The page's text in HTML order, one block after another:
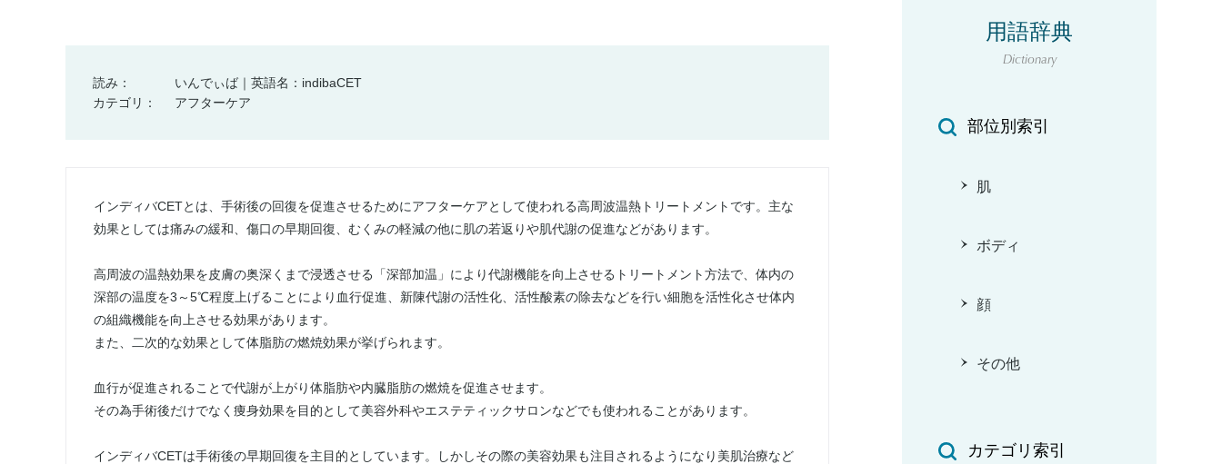
用語辞典
Dictionary
部位別索引
肌
ボディ
顔
その他
カテゴリ索引
読み：
いんでぃば｜英語名：indibaCET
カテゴリ：
アフターケア
インディバCETとは、手術後の回復を促進させるためにアフターケアとして使われる高周波温熱トリートメントです。主な
効果としては痛みの緩和、傷口の早期回復、むくみの軽減の他に肌の若返りや肌代謝の促進などがあります。
高周波の温熱効果を皮膚の奥深くまで浸透させる「深部加温」により代謝機能を向上させるトリートメント方法で、体内の
深部の温度を3～5℃程度上げることにより血行促進、新陳代謝の活性化、活性酸素の除去などを行い細胞を活性化させ体内
の組織機能を向上させる効果があります。
また、二次的な効果として体脂肪の燃焼効果が挙げられます。
血行が促進されることで代謝が上がり体脂肪や内臓脂肪の燃焼を促進させます。
その為手術後だけでなく痩身効果を目的として美容外科やエステティックサロンなどでも使われることがあります。
インディバCETは手術後の早期回復を主目的としています。しかしその際の美容効果も注目されるようになり美肌治療など